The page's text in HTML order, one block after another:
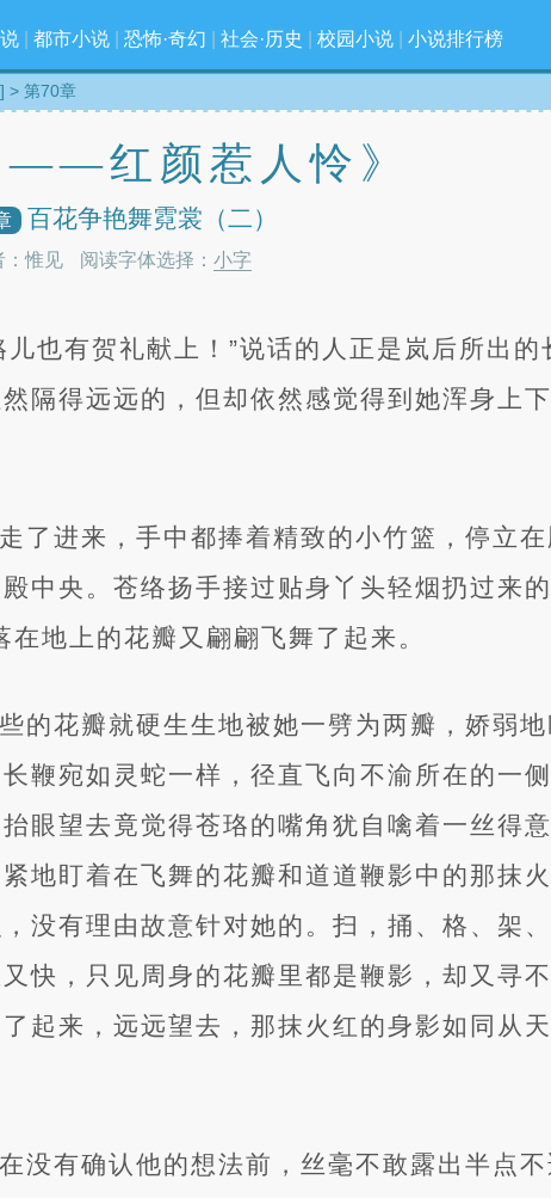
都市小说 恐怖·奇幻 社会·历史 校园小说 小说排行榜
> 第70章
——红颜惹人怜》
百花争艳舞霓裳（二）
：惟见 阅读字体选择： 小字
也有贺礼献上！”说话的人正是岚后所出的
隔得远远的，但却依然感觉得到她浑身上
了进来，手中都捧着精致的小竹篮，停立在
中央。苍络扬手接过贴身丫头轻烟扔过来
地上的花瓣又翩翩飞舞了起来。
的花瓣就硬生生地被她一劈为两瓣，娇弱地
鞭宛如灵蛇一样，径直飞向不渝所在的一
眼望去竟觉得苍珞的嘴角犹自噙着一丝得
地盯着在飞舞的花瓣和道道鞭影中的那抹火
没有理由故意针对她的。扫，捅、格、架、
快，只见周身的花瓣里都是鞭影，却又寻不
起来，远远望去，那抹火红的身影如同从
没有确认他的想法前，丝毫不敢露出半点